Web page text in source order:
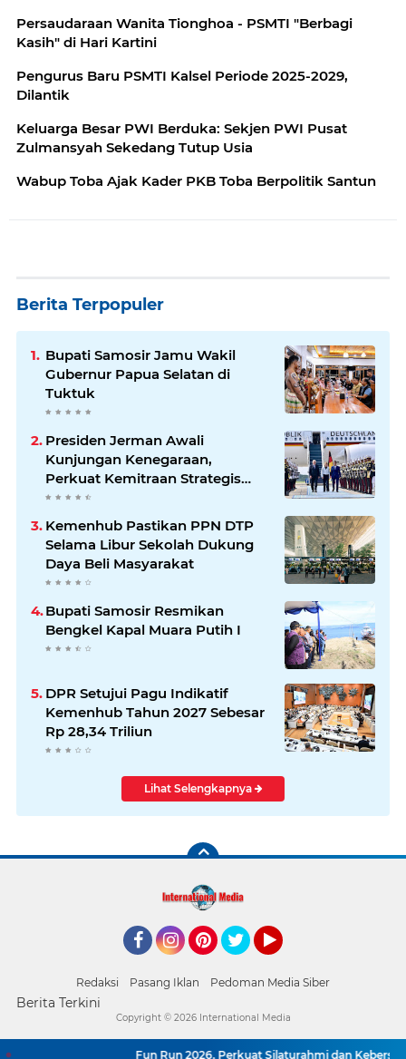
Persaudaraan Wanita Tionghoa - PSMTI "Berbagi
Kasih" di Hari Kartini
Pengurus Baru PSMTI Kalsel Periode 2025-2029,
Dilantik
Keluarga Besar PWI Berduka: Sekjen PWI Pusat
Zulmansyah Sekedang Tutup Usia
Wabup Toba Ajak Kader PKB Toba Berpolitik Santun
Berita Terpopuler
Bupati Samosir Jamu Wakil
Gubernur Papua Selatan di
Tuktuk
Presiden Jerman Awali
Kunjungan Kenegaraan,
Perkuat Kemitraan Strategis
Indonesia–Jerman
Kemenhub Pastikan PPN DTP
Selama Libur Sekolah Dukung
Daya Beli Masyarakat
Bupati Samosir Resmikan
Bengkel Kapal Muara Putih I
DPR Setujui Pagu Indikatif
Kemenhub Tahun 2027 Sebesar
Rp 28,34 Triliun
Lihat Selengkapnya
Redaksi Pasang Iklan Pedoman Media Siber
Berita Terkini
Fun Run 2026, Perkuat Silaturahmi dan
Copyright © 2026 International Media